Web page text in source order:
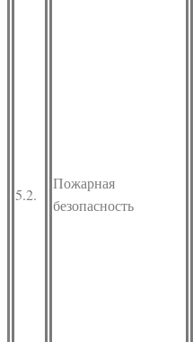
5.2.
Пожарная
безопасность